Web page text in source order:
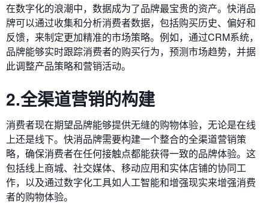
在数字化的浪潮中，数据成为了品牌最宝贵的资产。快消品
牌可以通过收集和分析消费者数据，包括购买历史、偏好和
反馈，来制定更加精准的市场策略。例如，通过CRM系统，
品牌能够实时跟踪消费者的购买行为，预测市场趋势，并据
此调整产品策略和营销活动。
2.全渠道营销的构建
消费者现在期望品牌能够提供无缝的购物体验，无论是在线
上还是线下。快消品牌需要构建一个整合的全渠道营销策
略，确保消费者在任何接触点都能获得一致的品牌体验。这
包括线上商城、社交媒体、移动应用和实体店铺的协同工
作，以及通过数字化工具如人工智能和增强现实来增强消费
者的购物体验。